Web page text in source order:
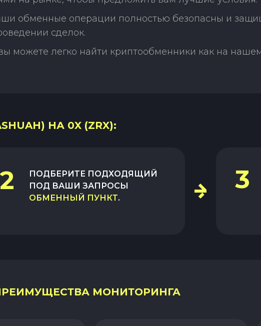
обменные операции полностью безопасны и
сделок.
можете легко найти криптообменники как на
НА 0X (ZRX):
2
ПОДБЕРИТЕ ПОДХОДЯЩИЙ
ПОД ВАШИ ЗАПРОСЫ
ОБМЕННЫЙ ПУНКТ.
3
МОНИТОРИНГА